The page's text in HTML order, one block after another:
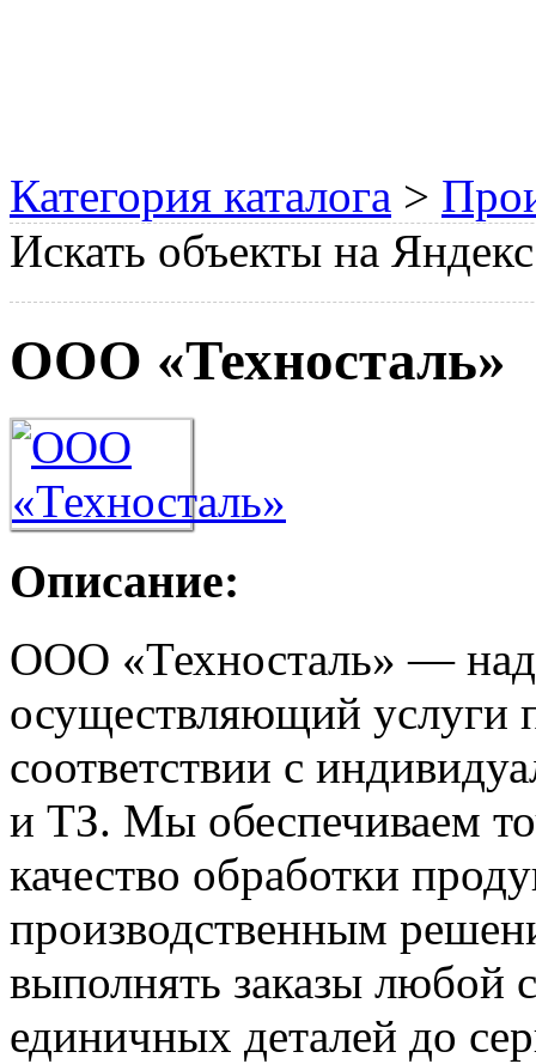
Категория каталога >
Искать объекты на
ООО «Техносталь»
Описание:
ООО «Техносталь» —
осуществляющий услуги
соответствии с
и ТЗ. Мы обеспечиваем
качество обработки
производственным
выполнять заказы любой
единичных деталей до